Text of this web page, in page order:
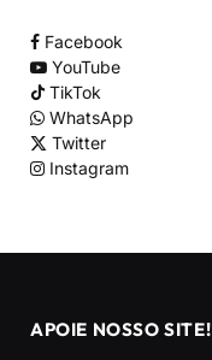
Facebook
YouTube
TikTok
WhatsApp
Twitter
Instagram
APOIE NOSSO SITE!